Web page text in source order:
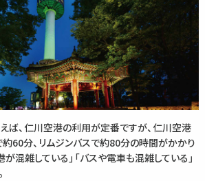
ば、仁川空港の利用が定番ですが、仁川空港
60分、リムジンバスで約80分の時間がかかり
が混雑している」「バスや電車も混雑している」